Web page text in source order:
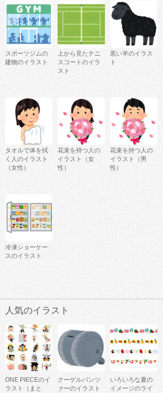
スポーツジムの
建物のイラスト
上から見たテニ
スコートのイラ
スト
黒い羊のイラス
ト
タオルで体を拭
く人のイラスト
（女性）
花束を持つ人の
イラスト（女
性）
花束を持つ人の
イラスト（男
性）
冷凍ショーケー
スのイラスト
人気のイラスト
ONE PIECEのイ
ラスト（まと
クーゲルパンツ
ァーのイラスト
いろいろな夏の
イメージのライ